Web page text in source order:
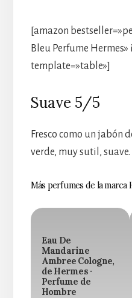
[amazon
Bleu Perfume Hermes»
template=»table»]
Suave 5/5
Fresco como un jabón
verde, muy sutil, suave.
Más perfumes de la marca
Eau De
Mandarine
Ambree Cologne,
de Hermes ·
Perfume de
Hombre